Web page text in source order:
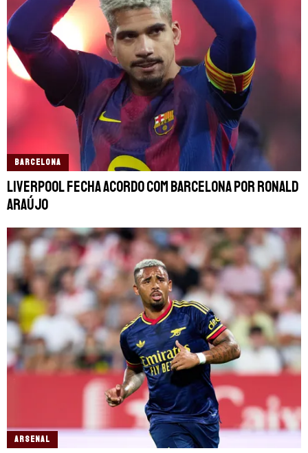
BARCELONA
Liverpool fecha acordo com Barcelona por Ronald
Araújo
ARSENAL